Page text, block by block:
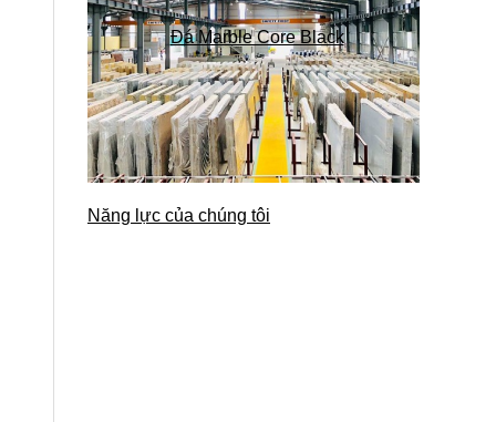
Năng lực của chúng tôi
Đá Marble Core Black